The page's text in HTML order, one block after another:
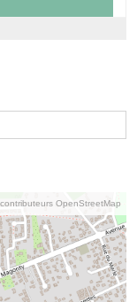
OpenStreetMap